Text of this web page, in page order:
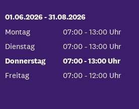
01.06.2026-bis
31.08.2026
Montag
07:00 - 13:00 Uhr
Von 07:00 bis 13:00 Uhr
Dienstag 07:00 - 13:00 Uhr
Von 07:00 bis 13:00 Uhr
Donnerstag 07:00-13:00Uhr
Von 07:00 bis 13:00 Uhr
Freitag 07:00 - 12:00 Uhr